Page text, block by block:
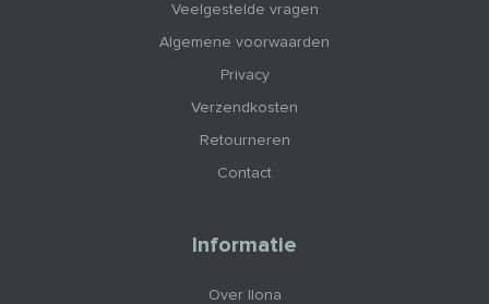
Veelgestelde vragen
Algemene voorwaarden
Privacy
Verzendkosten
Retourneren
Contact
Informatie
Over Ilona